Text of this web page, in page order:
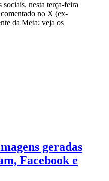
sociais, nesta terça-feira
no X (ex-
da Meta; veja os
geradas
Facebook e